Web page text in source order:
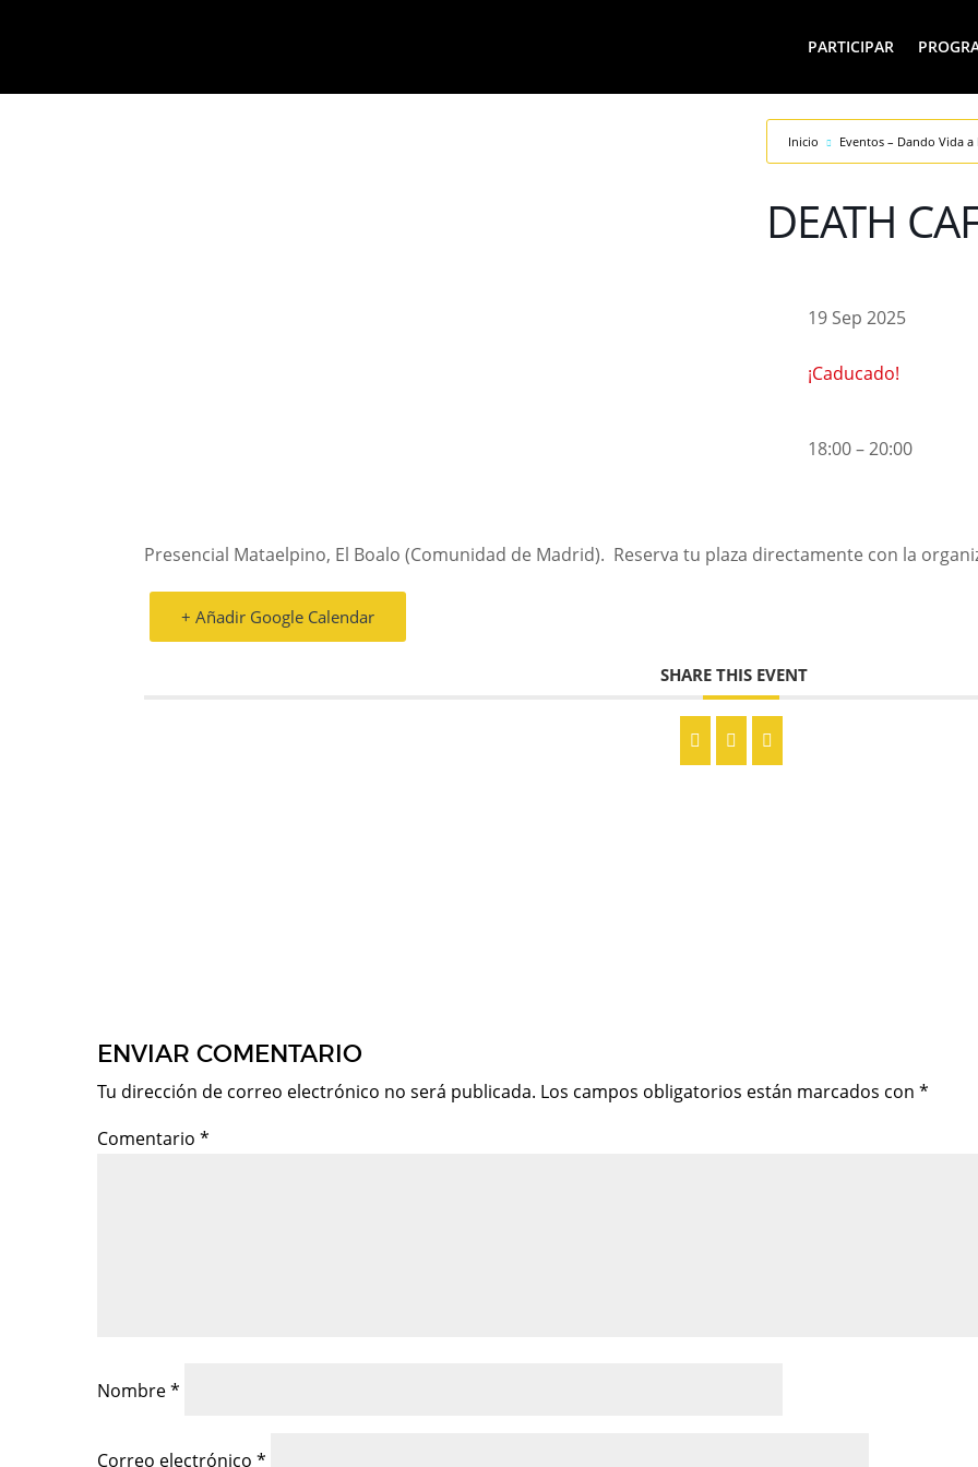
PARTICIPAR
Inicio Eventos – Dando Vida
DEATH
19 Sep 2025
¡Caducado!
18:00 – 20:00
Presencial Mataelpino, El Boalo (Comunidad de Madrid). Reserva tu plaza directamente con la
+ Añadir Google Calendar
SHARE THIS EVENT
ENVIAR COMENTARIO
Tu dirección de correo electrónico no será publicada. Los campos obligatorios están marcados con *
Comentario *
Nombre*
Correo electrónico *